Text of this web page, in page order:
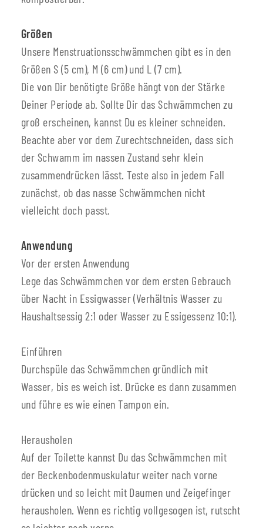
Größen
Unsere Menstruationsschwämmchen gibt es in den
Größen S (5 cm), M (6 cm) und L (7 cm).
Die von Dir benötigte Größe hängt von der Stärke
Deiner Periode ab. Sollte Dir das Schwämmchen zu
groß erscheinen, kannst Du es kleiner schneiden.
Beachte aber vor dem Zurechtschneiden, dass sich
der Schwamm im nassen Zustand sehr klein
zusammendrücken lässt. Teste also in jedem Fall
zunächst, ob das nasse Schwämmchen nicht
vielleicht doch passt.
Anwendung
Vor der ersten Anwendung
Lege das Schwämmchen vor dem ersten Gebrauch
über Nacht in Essigwasser (Verhältnis Wasser zu
Haushaltsessig 2:1 oder Wasser zu Essigessenz 10:1).
Einführen
Durchspüle das Schwämmchen gründlich mit
Wasser, bis es weich ist. Drücke es dann zusammen
und führe es wie einen Tampon ein.
Herausholen
Auf der Toilette kannst Du das Schwämmchen mit
der Beckenbodenmuskulatur weiter nach vorne
drücken und so leicht mit Daumen und Zeigefinger
herausholen. Wenn es richtig vollgesogen ist, rutscht